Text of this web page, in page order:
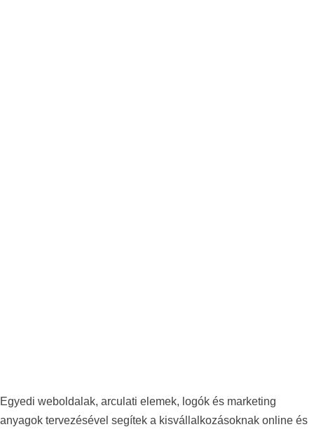
Egyedi weboldalak, arculati elemek, logók és marketing
anyagok tervezésével segítek a kisvállalkozásoknak online és